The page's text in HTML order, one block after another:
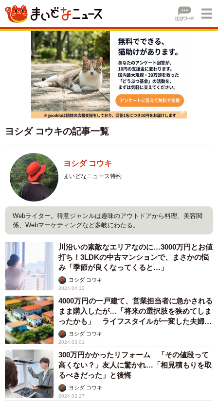
ヨシダ コウキの記事一覧
ヨシダ コウキ
まいどなニュース特約
Webライター。得意ジャンルは趣味のアウトドアから料理、美容関
係、Webマーケティングなど多岐にわたる。
川沿いの素敵なエリアなのに…3000万円とお値
打ち！3LDKの中古マンションで、まさかの悩
み「季節が良くなってくると…」
ヨシダ コウキ
2024.04.12
4000万円の一戸建て、営業担当者に急かされる
まま購入したが…「将来の選択肢を狭めてしま
ったかも」 ライフスタイルが一変した夫婦の
後悔ヨシダ コウキ
2024.03.01
300万円かかったリフォーム 「その値段って
高くない？」友人に驚かれ…「相見積もりを取
るべきだった」と後悔
ヨシダ コウキ
2024.02.27